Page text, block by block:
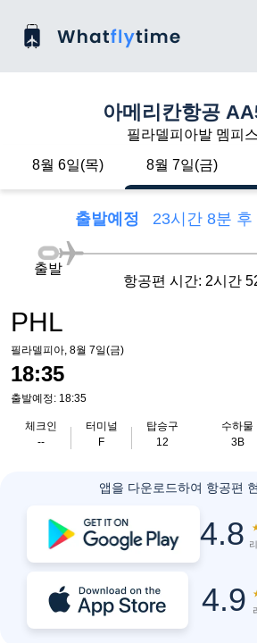
아메리칸항공
필라델피아발 멤피
8월 6일(목)
8월 7일(금)
출발예정 23시간 8분 후
PHL
필라델피아, 8월 7일(금)
18:35
출발예정: 18:35
체크인
--
터미널
F
탑승구
12
출발
항공편 시간: 2시간
수하물
3B
앱을 다운로드하여 항공편
4.8
4.9